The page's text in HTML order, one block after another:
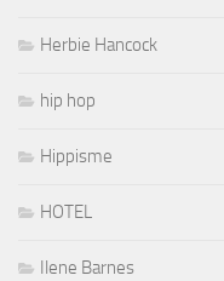
Herbie Hancock
hip hop
Hippisme
HOTEL
Ilene Barnes